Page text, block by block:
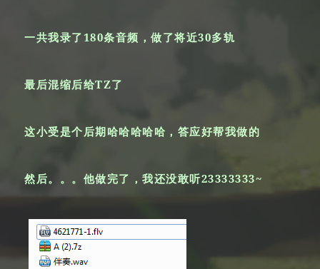
一共我录了180条音频，做了将近30多轨
最后混缩后给TZ了
这小受是个后期哈哈哈哈哈，答应好帮我做的
然后。。。他做完了，我还没敢听23333333~